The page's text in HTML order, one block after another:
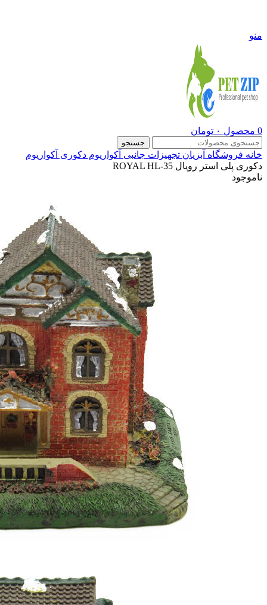
منو
0 محصول ۰ تومان
جستجو
خانه فروشگاه آبزیان تجهیزات جانبی آکواریوم دکوری آکواریوم
دکوری پلی استر رویال ROYAL HL-35
ناموجود